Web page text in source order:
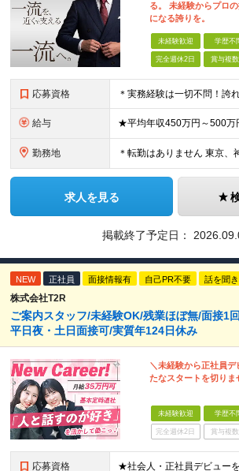
る。 未経験からプロ
になる誇りを。
未経験歓迎 学歴不
完全週休2日 賞与複数
応募資格
給与
勤務地
求人を見る
掲載終了予定日：
NEW 正社員 面接情報有 自己PR不要 話を聞
株式会社T2R
ご案内スタッフ/未経験OK/残業ほぼ無/面接1
平日夜・土日面接可/実質年124日休み
＼未経験から正社員
たなスタートを切りま
未経験歓迎 学歴不
完全週休2日 賞与複数
応募資格